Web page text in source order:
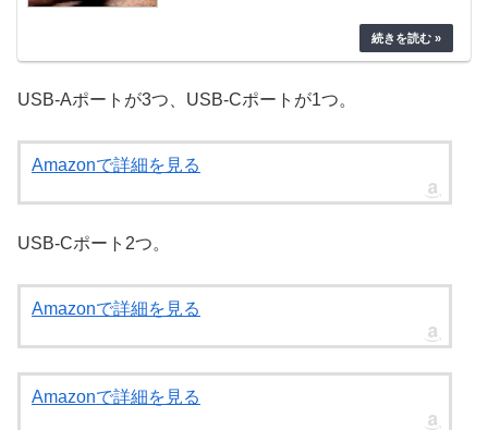
USB-Aポートが3つ、USB-Cポートが1つ。
Amazonで詳細を見る
USB-Cポート2つ。
Amazonで詳細を見る
Amazonで詳細を見る